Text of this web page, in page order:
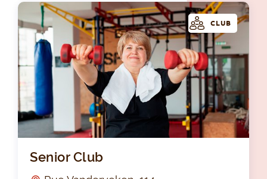
CLUB
Senior Club